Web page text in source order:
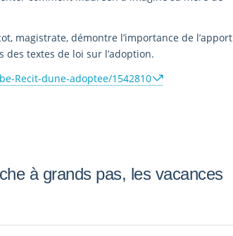
magistrate, démontre l’importance de l’apport
textes de loi sur l’adoption.
Recit-dune-adoptee/1542810
à grands pas, les vacances